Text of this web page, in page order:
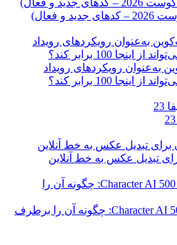
به‌عنوان رویکردهای رویداد
خطای سرور داخلی Character AI 500: چگونه آن را برطرف